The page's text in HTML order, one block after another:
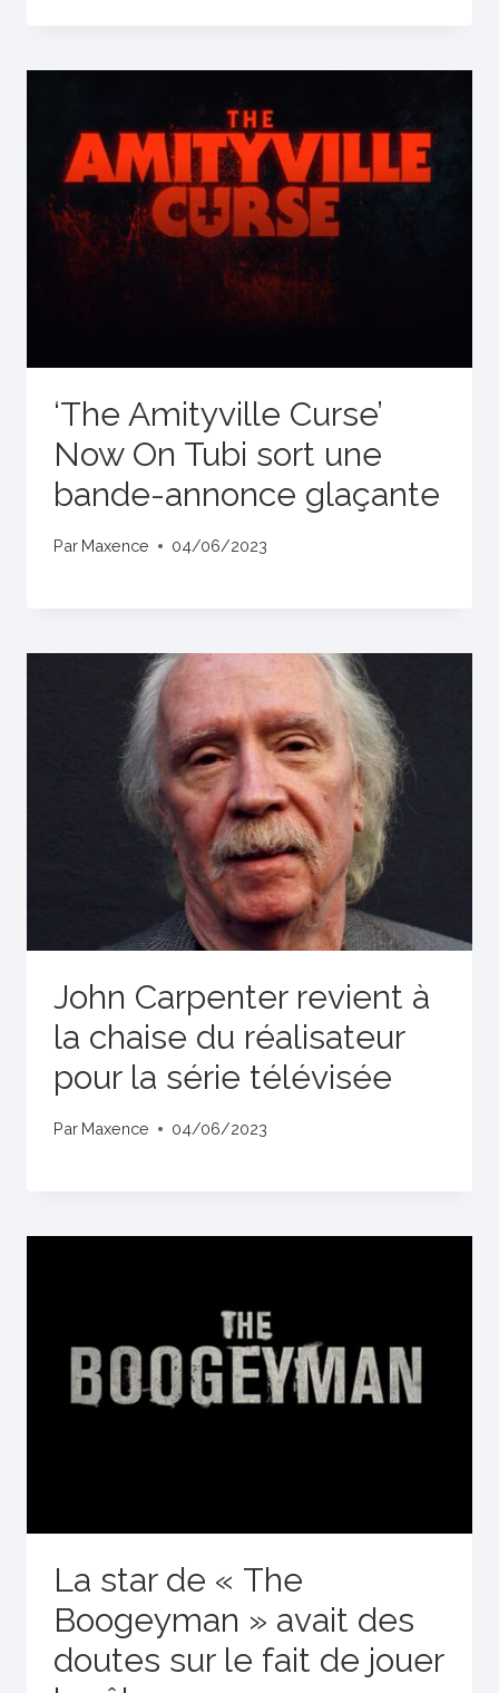
‘The Amityville Curse’
Now On Tubi sort une
bande-annonce glaçante
Par Maxence 04/06/2023
John Carpenter revient à
la chaise du réalisateur
pour la série télévisée
Par Maxence 04/06/2023
La star de « The
Boogeyman » avait des
doutes sur le fait de jouer